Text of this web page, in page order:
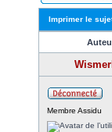
Imprimer le
Membre Assidu